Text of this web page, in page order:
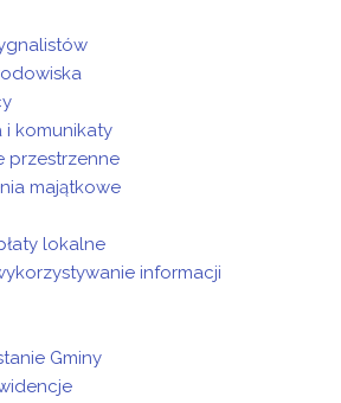
i komunikaty
przestrzenne
majątkowe
lokalne
informacji
Gminy